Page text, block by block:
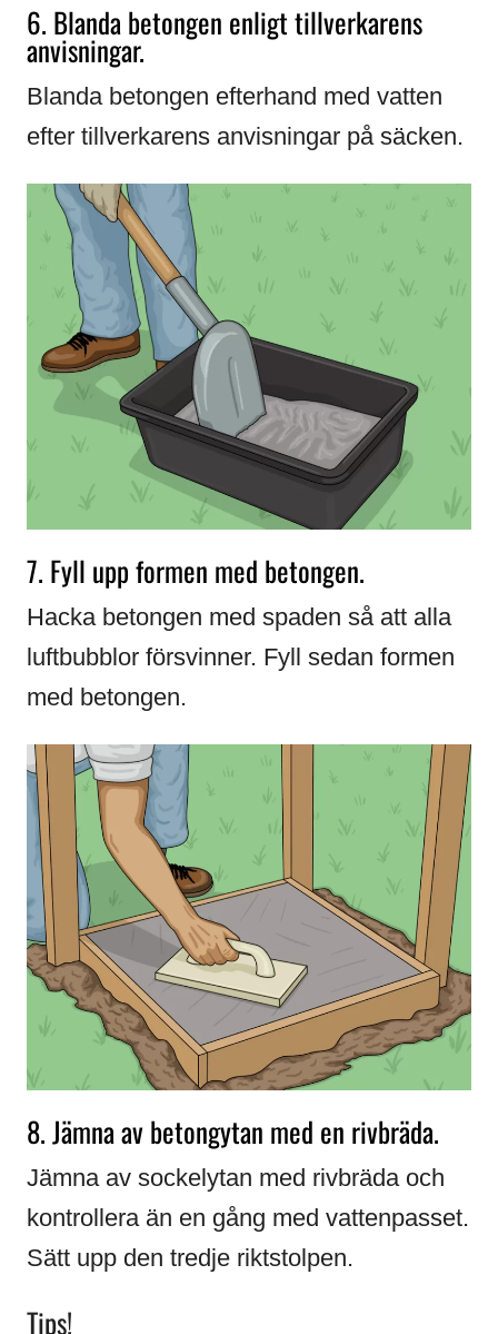
6. Blanda betongen enligt tillverkarens
anvisningar.
Blanda betongen efterhand med vatten
efter tillverkarens anvisningar på säcken.
7. Fyll upp formen med betongen.
Hacka betongen med spaden så att alla
luftbubblor försvinner. Fyll sedan formen
med betongen.
8. Jämna av betongytan med en rivbräda.
Jämna av sockelytan med rivbräda och
kontrollera än en gång med vattenpasset.
Sätt upp den tredje riktstolpen.
Tips!